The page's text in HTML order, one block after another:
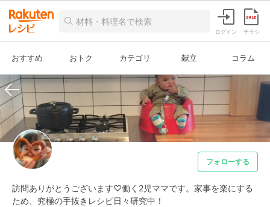
ログイン チラシ
おすすめ おトク カテゴリ 献立 コラム
フォローする
訪問ありがとうございます♡働く2児ママです。家事を楽にする
ため、究極の手抜きレシピ日々研究中！